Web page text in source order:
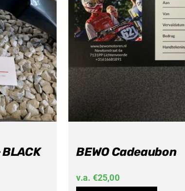
BEWO Cadeaubon
v.a. €25,00